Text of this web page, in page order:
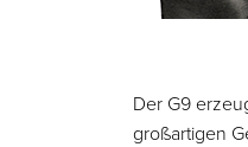
Der G9
großartigen